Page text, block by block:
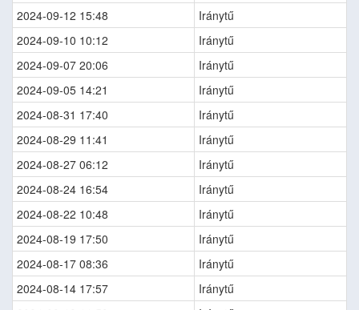
2024-09-12 15:48
Iránytű
2024-09-10 10:12
Iránytű
2024-09-07 20:06
Iránytű
2024-09-05 14:21
Iránytű
2024-08-31 17:40
Iránytű
2024-08-29 11:41
Iránytű
2024-08-27 06:12
Iránytű
2024-08-24 16:54
Iránytű
2024-08-22 10:48
Iránytű
2024-08-19 17:50
Iránytű
2024-08-17 08:36
Iránytű
2024-08-14 17:57
Iránytű